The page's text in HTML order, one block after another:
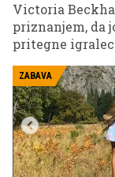
Victoria
priznanjem, da
pritegne igralec
Heated Rivalry
slogom
ZABAVA